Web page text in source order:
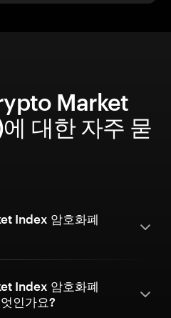
Market
대한 자주 묻
Index 암호화폐
Index 암호화폐
인가요?